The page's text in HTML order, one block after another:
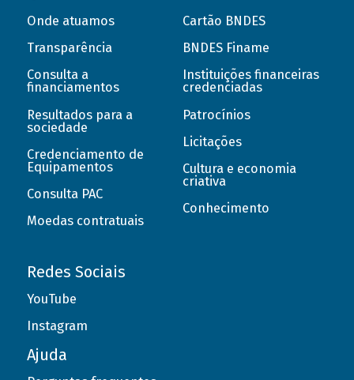
Onde atuamos
Transparência
Consulta a
financiamentos
Resultados para a
sociedade
Credenciamento de
Equipamentos
Consulta PAC
Moedas contratuais
Cartão BNDES
BNDES Finame
Instituições financeiras
credenciadas
Patrocínios
Licitações
Cultura e economia
criativa
Conhecimento
Redes Sociais
YouTube
Instagram
Ajuda